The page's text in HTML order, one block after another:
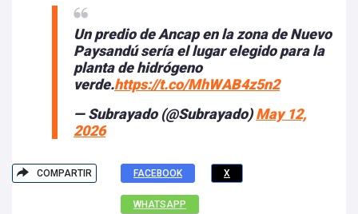
Un predio de Ancap en la zona de Nuevo
Paysandú sería el lugar elegido para la
planta de hidrógeno
verde.https://t.co/MhWAB4z5n2
— Subrayado (@Subrayado)May 12,
2026
COMPARTIR FACEBOOK X
WHATSAPP